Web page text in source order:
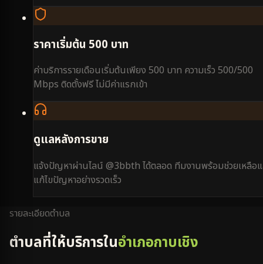
ราคาเริ่มต้น 500 บาท
ค่าบริการรายเดือนเริ่มต้นเพียง 500 บาท ความเร็ว 500/500
Mbps ติดตั้งฟรี ไม่มีค่าแรกเข้า
ดูแลหลังการขาย
แจ้งปัญหาผ่านไลน์ @3bbth ได้ตลอด ทีมงานพร้อมช่วยเหลือแ
แก้ไขปัญหาอย่างรวดเร็ว
รายละเอียดตำบล
ตำบลที่ให้บริการในอำเภอกาบเชิง